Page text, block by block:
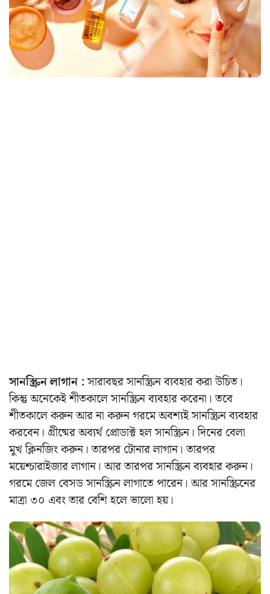
সানস্ক্রিন লাগান :সারাবছর সানস্ক্রিন ব্যবহার করা উচিত।
কিন্তু অনেকেই শীতকালে সানস্ক্রিন ব্যবহার করেনা। তবে
শীতকালে করুন আর না করুন গরমে অবশ্যই সানস্ক্রিন ব্যবহার
করবেন। গ্রীষ্মের অব্যর্থ প্রোডাক্ট হল সানস্ক্রিন। দিনের বেলা
মুখ ক্লিনজিং করুন। তারপর টোনার লাগান। তারপর
ময়েশ্চারাইজার লাগান। আর তারপর সানস্ক্রিন ব্যবহার করুন।
গরমে জেল বেসড সানস্ক্রিন লাগাতে পারেন। আর সানস্ক্রিনের
মাত্রা ৩০ এবং তার বেশি হলে ভালো হয়।